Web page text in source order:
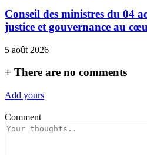
Conseil des ministres du 04
justice et gouvernance au
5 août 2026
+ There are no comments
Add yours
Comment